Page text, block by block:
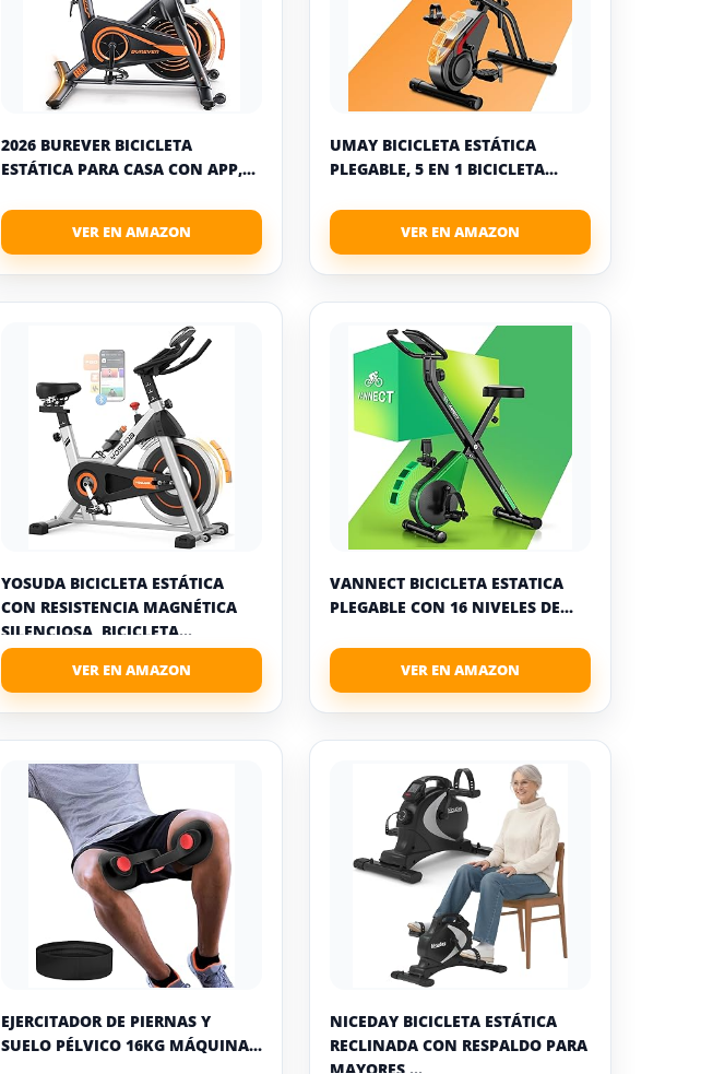
2026 BUREVER BICICLETA
ESTÁTICA PARA CASA CON APP,...
UMAY BICICLETA ESTÁTICA
PLEGABLE, 5 EN 1 BICICLETA...
YOSUDA BICICLETA ESTÁTICA
CON RESISTENCIA MAGNÉTICA
SILENCIOSA, BICICLETA...
VANNECT BICICLETA ESTATICA
PLEGABLE CON 16 NIVELES DE...
EJERCITADOR DE PIERNAS Y
SUELO PÉLVICO 16KG MÁQUINA...
NICEDAY BICICLETA ESTÁTICA
RECLINADA CON RESPALDO PARA
MAYORES,...